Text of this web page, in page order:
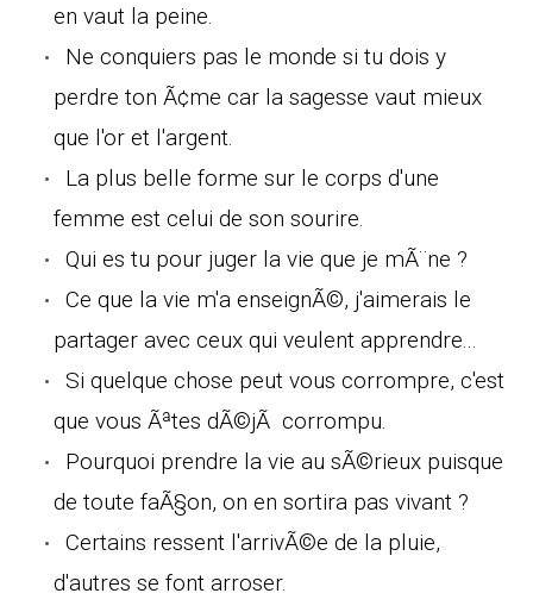
en vaut la peine.
Ne conquiers pas le monde si tu dois y
perdre ton Ã¢me car la sagesse vaut mieux
que l'or et l'argent.
La plus belle forme sur le corps d'une
femme est celui de son sourire.
Qui es tu pour juger la vie que je mÃ¨ne ?
Ce que la vie m'a enseignÃ©, j'aimerais le
partager avec ceux qui veulent apprendre...
Si quelque chose peut vous corrompre, c'est
que vous Ãªtes dÃ©jÃ corrompu.
Pourquoi prendre la vie au sÃ©rieux puisque
de toute faÃ§on, on en sortira pas vivant ?
Certains ressent l'arrivÃ©e de la pluie,
d'autres se font arroser.